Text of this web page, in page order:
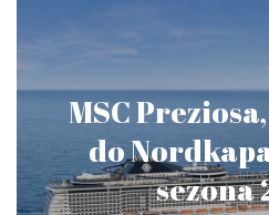
MSC
do
sezona